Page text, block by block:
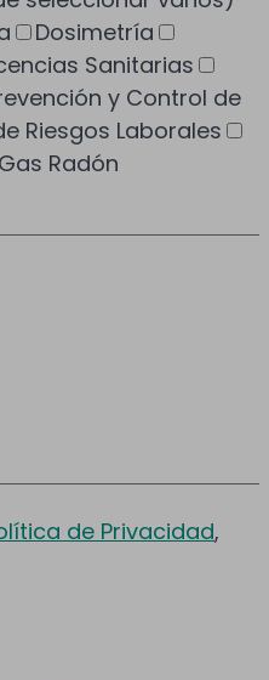
Dosimetría
Sanitarias
y Control de
Riesgos Laborales
Radón
de Privacidad,